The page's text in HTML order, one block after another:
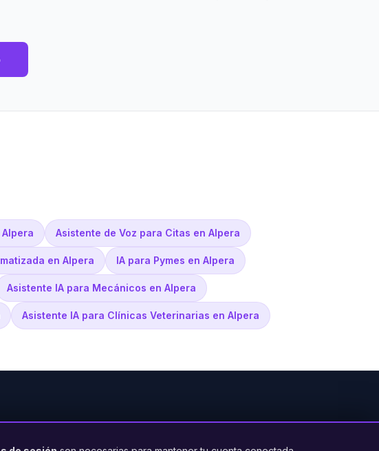
Asistente de Voz para Citas en Alpera
en Alpera IA para Pymes en Alpera
Asistente IA para Mecánicos en Alpera
Asistente IA para Clínicas Veterinarias en Alpera